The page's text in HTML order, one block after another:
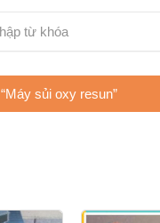
sủi oxy resun”